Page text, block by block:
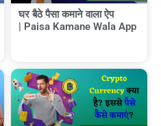
घर बैठे पैसा कमाने वाला ऐप
| Paisa Kamane Wala App